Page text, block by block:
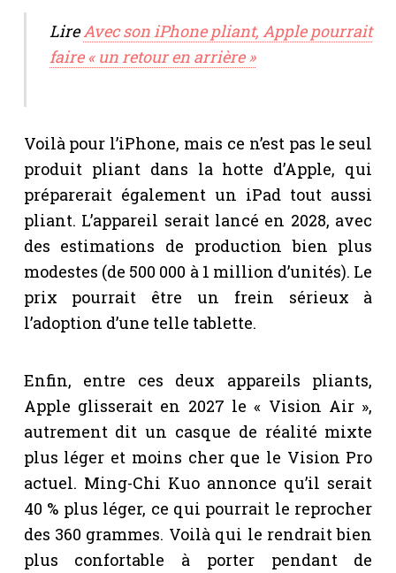
LireAvec son iPhone pliant, Apple pourrait
faire « un retour en arrière »
Voilà pour l’iPhone, mais ce n’est pas le seul
produit pliant dans la hotte d’Apple, qui
préparerait également un iPad tout aussi
pliant. L’appareil serait lancé en 2028, avec
des estimations de production bien plus
modestes (de 500 000 à 1 million d’unités). Le
prix pourrait être un frein sérieux à
l’adoption d’une telle tablette.
Enfin, entre ces deux appareils pliants,
Apple glisserait en 2027 le « Vision Air »,
autrement dit un casque de réalité mixte
plus léger et moins cher que le Vision Pro
actuel. Ming-Chi Kuo annonce qu’il serait
40 % plus léger, ce qui pourrait le reprocher
des 360 grammes. Voilà qui le rendrait bien
plus confortable à porter pendant de